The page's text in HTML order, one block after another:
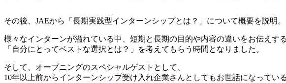
その後、JAEから「長期実践型インターンシップとは？」について概要を説明。
様々なインターンが溢れている中、短期と長期の目的や内容の違いをお伝えする
「自分にとってベストな選択とは？」を考えてもらう時間となりました。
そして、オープニングのスペシャルゲストとして、
10年以上前からインターンシップ受け入れ企業さんとしてもお世話になっている